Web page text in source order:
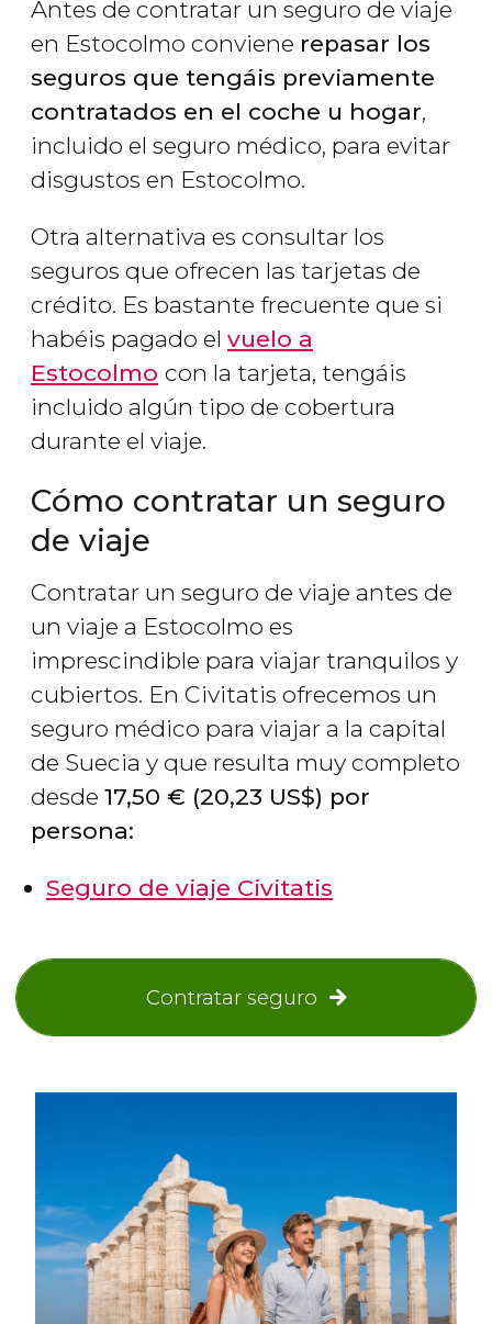
Antes de contratar un seguro de viaje
en Estocolmo conviene repasar los
seguros que tengáis previamente
contratados en el coche u hogar,
incluido el seguro médico, para evitar
disgustos en Estocolmo.
Otra alternativa es consultar los
seguros que ofrecen las tarjetas de
crédito. Es bastante frecuente que si
habéis pagado el vuelo a
Estocolmo con la tarjeta, tengáis
incluido algún tipo de cobertura
durante el viaje.
Cómo contratar un seguro
de viaje
Contratar un seguro de viaje antes de
un viaje a Estocolmo es
imprescindible para viajar tranquilos y
cubiertos. En Civitatis ofrecemos un
seguro médico para viajar a la capital
de Suecia y que resulta muy completo
desde 17,50 € (20,23 US$) por
persona:
Seguro de viaje Civitatis
Contratar seguro